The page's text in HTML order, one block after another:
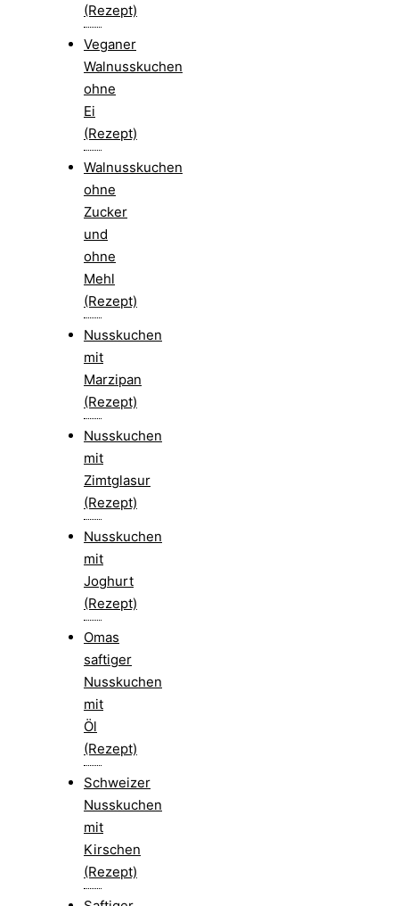
(Rezept)
Veganer
Walnusskuchen
ohne
Ei
(Rezept)
Walnusskuchen
ohne
Zucker
und
ohne
Mehl
(Rezept)
Nusskuchen
mit
Marzipan
(Rezept)
Nusskuchen
mit
Zimtglasur
(Rezept)
Nusskuchen
mit
Joghurt
(Rezept)
Omas
saftiger
Nusskuchen
mit
Öl
(Rezept)
Schweizer
Nusskuchen
mit
Kirschen
(Rezept)